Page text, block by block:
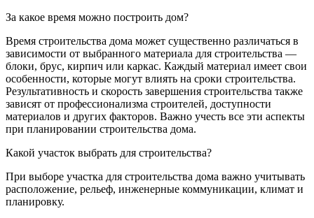
За какое время можно построить дом?
Время строительства дома может существенно различаться в
зависимости от выбранного материала для строительства —
блоки, брус, кирпич или каркас. Каждый материал имеет свои
особенности, которые могут влиять на сроки строительства.
Результативность и скорость завершения строительства также
зависят от профессионализма строителей, доступности
материалов и других факторов. Важно учесть все эти аспекты
при планировании строительства дома.
Какой участок выбрать для строительства?
При выборе участка для строительства дома важно учитывать
расположение, рельеф, инженерные коммуникации, климат и
планировку.